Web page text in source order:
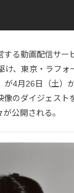
する動画配信サー
、東京・ラフォ
4月26日（土）
のダイジェスト
公開される。